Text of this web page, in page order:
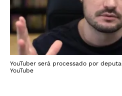
YouTuber será processado por
YouTube